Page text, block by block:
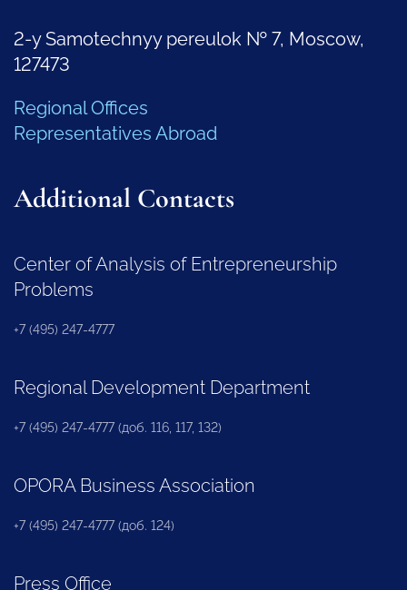
2-y Samotechnyy pereulok № 7, Moscow,
127473
Regional Offices
Representatives Abroad
Additional Contacts
Center of Analysis of Entrepreneurship
Problems
+7 (495) 247-4777
Regional Development Department
+7 (495) 247-4777 (доб. 116, 117, 132)
OPORA Business Association
+7 (495) 247-4777 (доб. 124)
Press Office